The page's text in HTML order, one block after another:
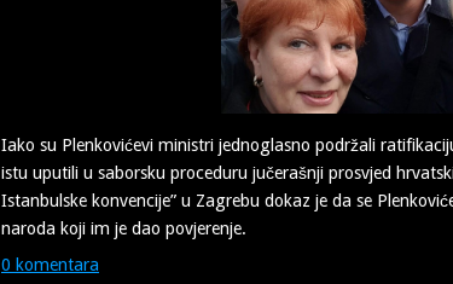
Iako su Plenkovićevi ministri jednoglasno podržali
istu uputili u saborsku proceduru jučerašnji prosvjed
Istanbulske konvencije” u Zagrebu dokaz je da se
naroda koji im je dao povjerenje.
0 komentara